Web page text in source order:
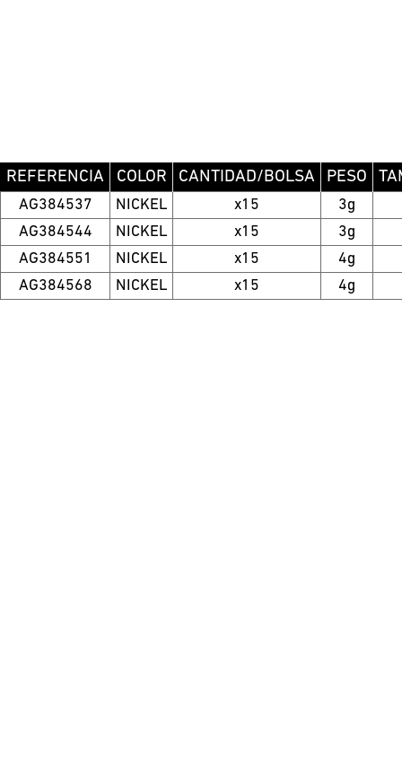
REFERENCIA COLOR CANTIDAD/BOLSA PESO
AG384537 NICKEL x15
3g
AG384544
NICKEL x15
3g
AG384551
NICKEL x15
4g
AG384568
NICKEL x15 4g